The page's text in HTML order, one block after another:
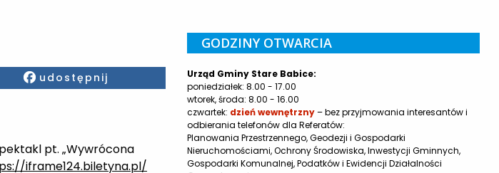
Facebook
udostępnij
pt. „Wywrócona
iframe124.biletyna.pl/
GODZINY OTWARCIA
Urząd Gminy Stare Babice:
poniedziałek: 8.00 - 17.00
wtorek, środa: 8.00 - 16.00
czwartek: dzień wewnętrzny– bez przyjmowania interesantów i
odbierania telefonów dla Referatów:
Planowania Przestrzennego, Geodezji i Gospodarki
Nieruchomościami, Ochrony Środowiska, Inwestycji Gminnych,
Gospodarki Komunalnej, Podatków i Ewidencji Działalności